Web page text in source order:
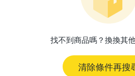
找不到商品嗎？換換其
清除條件再搜